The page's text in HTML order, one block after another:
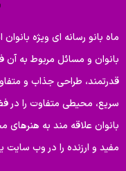
ماه بانو رسانه ای ویژه
بانوان و مسائل مربوط به
قدرتمند، طراحی جذاب و
سریع، محیطی متفاوت را در
بانوان علاقه مند به
مفید و ارزنده را در وب سایت